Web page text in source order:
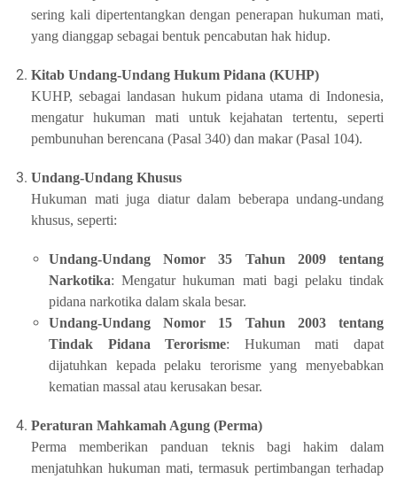
sering kali dipertentangkan dengan penerapan hukuman mati,
yang dianggap sebagai bentuk pencabutan hak hidup.
Kitab Undang-Undang Hukum Pidana (KUHP)
KUHP, sebagai landasan hukum pidana utama di Indonesia,
mengatur hukuman mati untuk kejahatan tertentu, seperti
pembunuhan berencana (Pasal 340) dan makar (Pasal 104).
Undang-Undang Khusus
Hukuman mati juga diatur dalam beberapa undang-undang
khusus, seperti:
Undang-Undang Nomor 35 Tahun 2009 tentang
Narkotika: Mengatur hukuman mati bagi pelaku tindak
pidana narkotika dalam skala besar.
Undang-Undang Nomor 15 Tahun 2003 tentang
Tindak Pidana Terorisme: Hukuman mati dapat
dijatuhkan kepada pelaku terorisme yang menyebabkan
kematian massal atau kerusakan besar.
Peraturan Mahkamah Agung (Perma)
Perma memberikan panduan teknis bagi hakim dalam
menjatuhkan hukuman mati, termasuk pertimbangan terhadap